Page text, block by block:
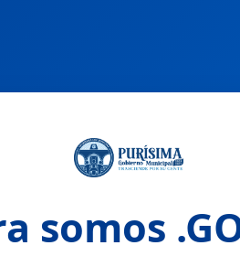
somos